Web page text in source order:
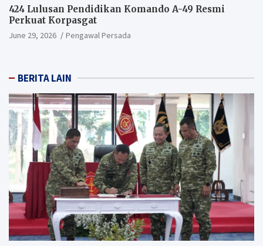
424 Lulusan Pendidikan Komando A-49 Resmi
Perkuat Korpasgat
June 29, 2026 Pengawal Persada
BERITA LAIN